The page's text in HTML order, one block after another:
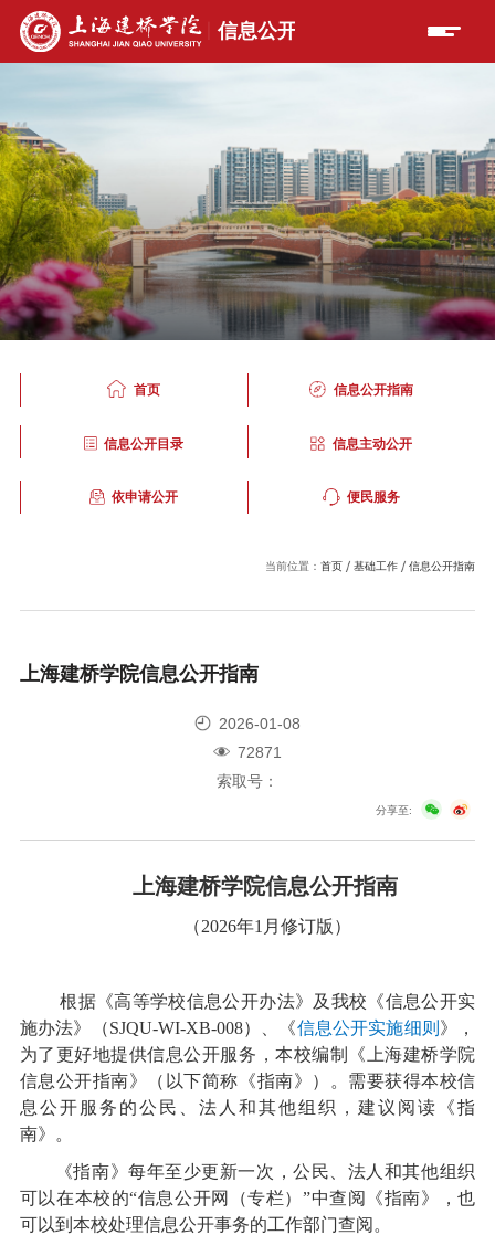
首页 信息公开指南
信息公开目录 信息主动公开
依申请公开 便民服务
当前位置：首页 基础工作 信息公开指南
上海建桥学院信息公开指南
2026-01-08
72871
索取号：
分享至:
上海建桥学院信息公开指南
（2026年1月修订版）
根据《高等学校信息公开办法》及我校《信息公开实
施办法》（SJQU-WI-XB-008）、《信息公开实施细则 》，
为了更好地提供信息公开服务，本校编制《上海建桥学院
信息公开指南》（以下简称《指南》）。需要获得本校信
息公开服务的公民、法人和其他组织，建议阅读《指
南》。
《指南》每年至少更新一次，公民、法人和其他组织
可以在本校的“信息公开网（专栏）”中查阅《指南》，也
可以到本校处理信息公开事务的工作部门查阅。